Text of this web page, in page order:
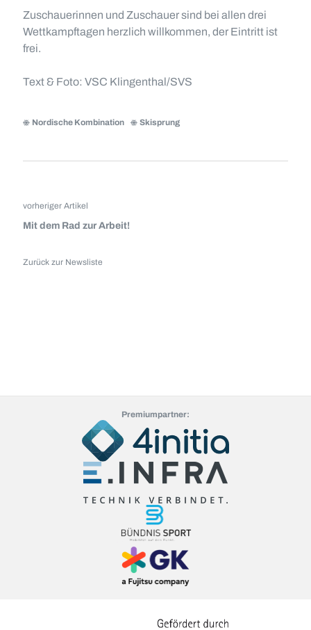
Zuschauerinnen und Zuschauer sind bei allen drei
Wettkampftagen herzlich willkommen, der Eintritt ist
frei.
Text & Foto: VSC Klingenthal/SVS
Nordische Kombination Skisprung
vorheriger Artikel
Mit dem Rad zur Arbeit!
Zurück zur Newsliste
Premiumpartner: